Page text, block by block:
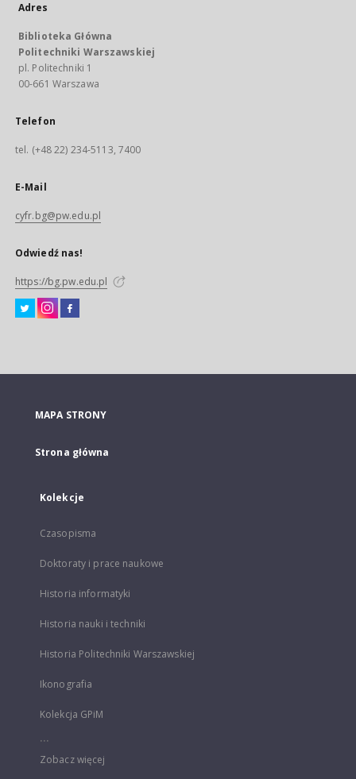
Adres
Biblioteka Główna
Politechniki Warszawskiej
pl. Politechniki 1
00-661 Warszawa
Telefon
tel. (+48 22) 234-5113, 7400
E-Mail
cyfr.bg@pw.edu.pl
Odwiedź nas!
https://bg.pw.edu.pl
MAPA STRONY
Strona główna
Kolekcje
Czasopisma
Doktoraty i prace naukowe
Historia informatyki
Historia nauki i techniki
Historia Politechniki Warszawskiej
Ikonografia
Kolekcja GPiM
...
Zobacz więcej